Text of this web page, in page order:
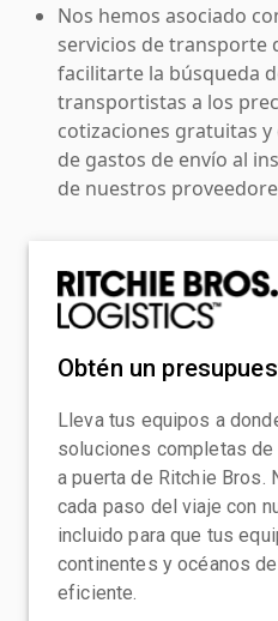
Nos hemos asociado
servicios de transporte
facilitarte la búsqueda
transportistas a los
cotizaciones gratuitas
de gastos de envío al
de nuestros
Obtén un
Lleva tus equipos a
soluciones completas
a puerta de Ritchie Bros.
cada paso del viaje con
incluido para que tus
continentes y océanos
eficiente.